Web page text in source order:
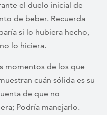
el duelo inicial de
de beber. Recuerda
si lo hubiera hecho,
lo hiciera.
momentos de los que
cuán sólida es su
de que no
Podría manejarlo.